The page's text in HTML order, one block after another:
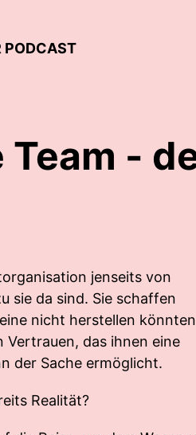
PODCAST
Team -
jenseits von
sie da sind. Sie schaffen
nicht herstellen
Vertrauen, das ihnen eine
der Sache ermöglicht.
Realität?